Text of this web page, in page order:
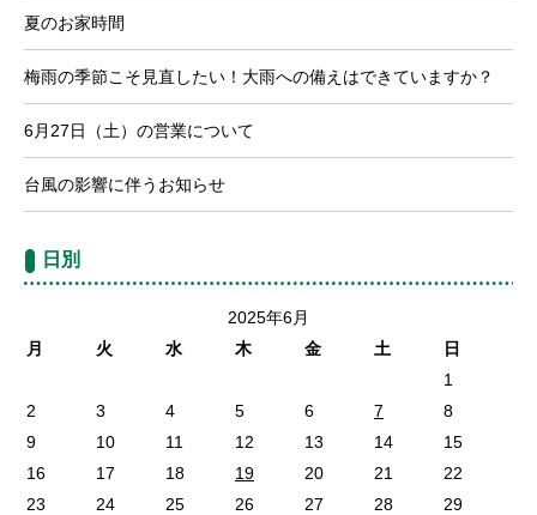
夏のお家時間
梅雨の季節こそ見直したい！大雨への備えはできていますか？
6月27日（土）の営業について
台風の影響に伴うお知らせ
日別
2025年6月
月
火 水 木 金 土
日
1
2
3 4 5 6 7
8
9
10 11 12 13 14
15
16
17 18 19 20 21
22
23
24 25 26 27 28
29